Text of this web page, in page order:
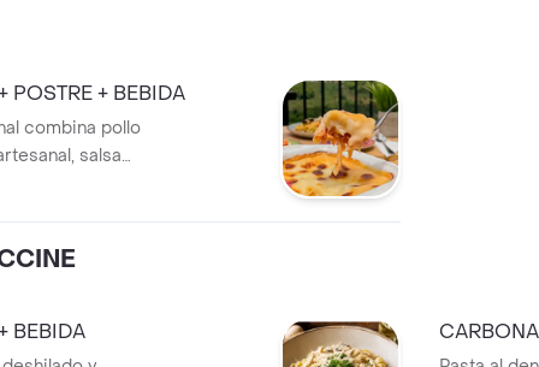
POSTRE + BEBIDA
combina pollo
salsa
y
de
para tu mesa.
BEBIDA